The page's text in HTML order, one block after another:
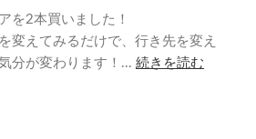
を2本買いました！
変えてみるだけで、行き先を変え
分が変わります！... 続きを読む